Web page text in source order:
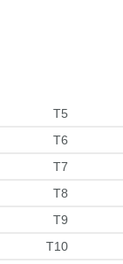
T5
T6
T7
T8
T9
T10